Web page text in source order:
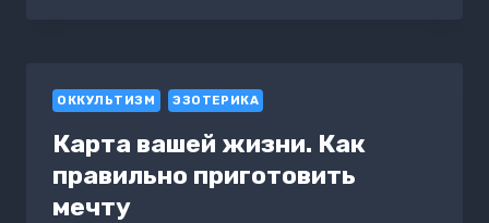
ОККУЛЬТИЗМ ЭЗОТЕРИКА
Карта вашей жизни. Как
правильно приготовить
мечту